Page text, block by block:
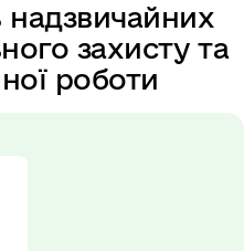
надзвичайних
захисту та
роботи